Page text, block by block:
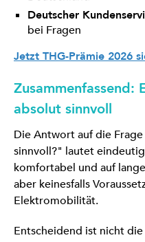
Deutscher
bei Fragen
Jetzt THG-Prämie 2026
Zusammenfassend:
absolut sinnvoll
Die Antwort auf die
sinnvoll?" lautet
komfortabel und auf
aber keinesfalls
Elektromobilität.
Entscheidend ist nicht